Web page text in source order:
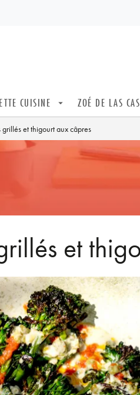
CUISINE arrow_drop_down ZOÉ DE LAS
grillés et thigourt aux câpres
et